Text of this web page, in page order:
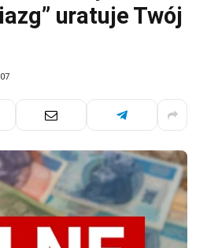
uratuje Twój